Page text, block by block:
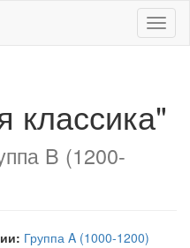
классика"
B (1200-
Группа A (1000-1200)